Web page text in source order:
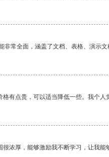
非常全面，涵盖了文档、表格、演示
有点贵，可以适当降低一些。我个
浓厚，能够激励我不断学习，让我能